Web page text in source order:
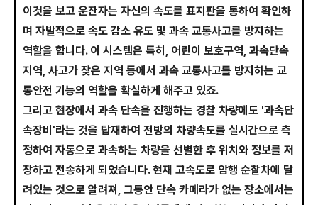
이것을 보고 운잔자는 자신의 속도를 표지판을 통하여 확인하
며 자발적으로 속도 감소 유도 및 과속 교통사고를 방지하는
역할을 합니다. 이 시스템은 특히, 어린이 보호구역, 과속단속
지역, 사고가 잦은 지역 등에서 과속 교통사고를 방지하는 교
통안전 기능의 역할을 확실하게 해주고 있죠.
그리고 현장에서 과속 단속을 진행하는 경찰 차량에도 '과속단
속장비'라는 것을 탑재하여 전방의 차량속도를 실시간으로 측
정하여 자동으로 과속하는 차량을 선별한 후 위치와 정보를 저
장하고 전송하게 되었습니다. 현재 고속도로 암행 순찰차에 달
려있는 것으로 알려져, 그동안 단속 카메라가 없는 장소에서는